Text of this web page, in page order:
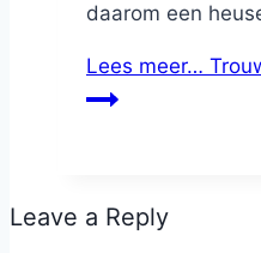
daarom een
Lees meer…
Leave a Reply